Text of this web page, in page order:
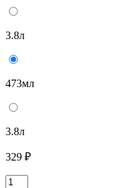
3.8л
473мл
3.8л
329 ₽